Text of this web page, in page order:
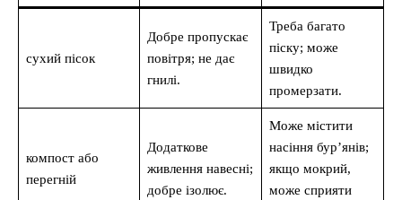
сухий пісок
Добре пропускає
повітря; не дає
гнилі.
Треба багато
піску; може
швидко
промерзати.
компост або
перегній
Додаткове
живлення навесні;
добре ізолює.
Може містити
насіння бур’янів;
якщо мокрий,
може сприяти